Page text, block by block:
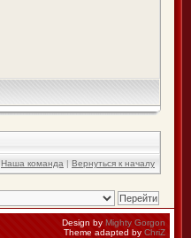
Наша команда | Вернуться к началу
Design by Mighty Gorgon
Theme adapted by ChriZ